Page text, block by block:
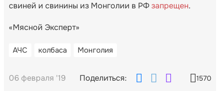
свиней и свинины из Монголии в РФзапрещен.
«Мясной Эксперт»
АЧС колбаса Монголия
06 февраля '19 Поделиться: 1570